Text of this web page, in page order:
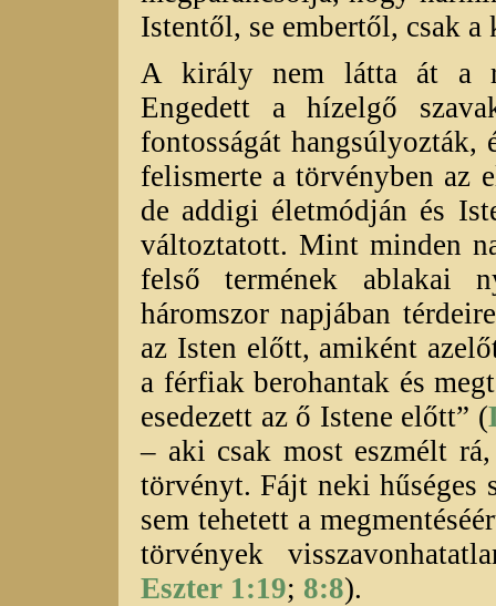
Istentől, se embertől, csak
A király nem látta át a
Engedett a hízelgő
fontosságát
felismerte a törvényben az
de addigi életmódján és
változtatott. Mint minden
felső termének ablakai
háromszor napjában
az Isten előtt, amiként
a férfiak berohantak és
esedezett az ő Istene előtt” (
– aki csak most eszmélt
törvényt. Fájt neki
sem tehetett a
törvények
Eszter 1:19; 8:8).